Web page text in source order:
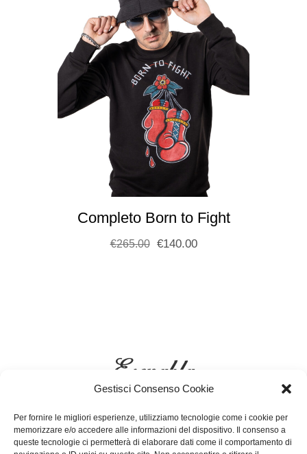
Gestisci Consenso Cookie
Per fornire le migliori esperienze, utilizziamo tecnologie come i cookie per
memorizzare e/o accedere alle informazioni del dispositivo. Il consenso a
queste tecnologie ci permetterà di elaborare dati come il comportamento di
Completo Born to Fight
€265.00 €140.00